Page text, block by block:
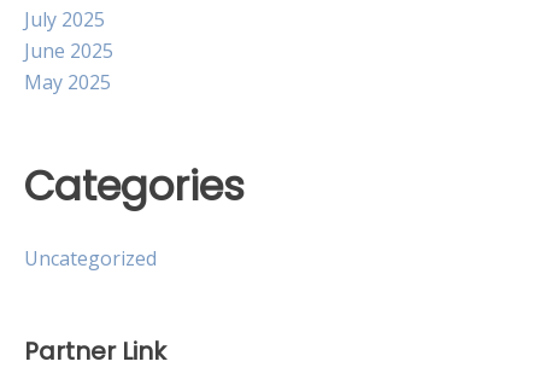
July 2025
June 2025
May 2025
Categories
Uncategorized
Partner Link